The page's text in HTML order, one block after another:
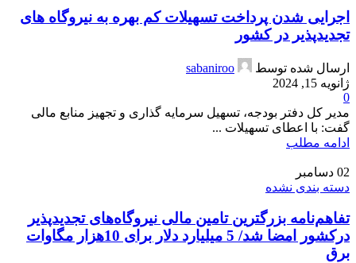
اجرایی شدن پرداخت تسهیلات کم بهره به نیروگاه های
تجدیدپذیر در کشور
ارسال شده توسط
sabaniroo
ژانویه 15, 2024
0
مدیر کل دفتر بودجه، تسهیل سرمایه گذاری و تجهیز منابع مالی
گفت: با اعطای تسهیلات ...
ادامه مطلب
02 دسامبر
دسته بندی نشده
تفاهم‌نامه بزرگترین تامین مالی نیروگاه­‌های تجدیدپذیر
درکشور امضا شد/ 5 میلیارد دلار برای 10هزار مگاوات
برق